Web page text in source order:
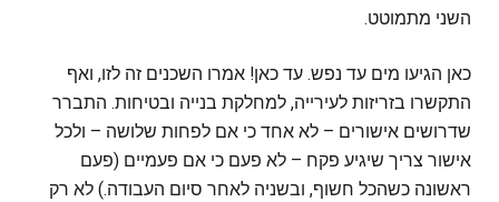
השני מתמוטט.
כאן הגיעו מים עד נפש. עד כאן! אמרו השכנים זה לזו, ואף
התקשרו בזריזות לעירייה, למחלקת בנייה ובטיחות. התברר
שדרושים אישורים – לא אחד כי אם לפחות שלושה – ולכל
אישור צריך שיגיע פקח – לא פעם כי אם פעמיים (פעם
ראשונה כשהכל חשוף, ובשניה לאחר סיום העבודה.) לא רק